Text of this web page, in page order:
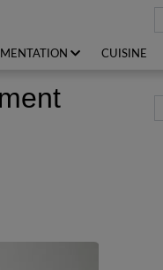
CUISINE